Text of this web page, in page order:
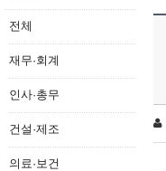
전체
재무·회계
인사·총무
건설·제조
의료·보건